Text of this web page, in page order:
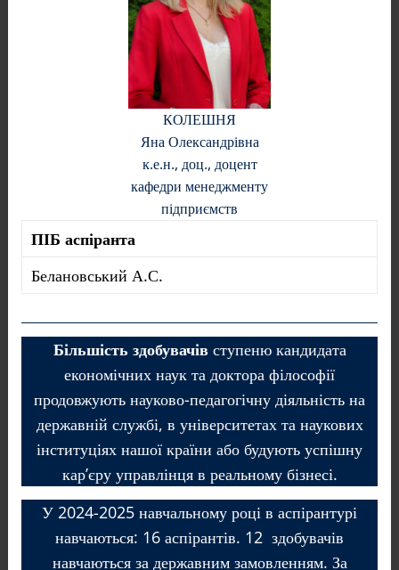
КОЛЕШНЯ
Яна Олександрівна
к.е.н., доц., доцент
кафедри менеджменту
підприємств
ПІБ аспіранта
Белановський А.С.
Більшість здобувачівступеню кандидата
економічних наук та доктора філософії
продовжують науково-педагогічну діяльність на
державній службі, в університетах та наукових
інституціях нашої країни або будують успішну
кар’єру управлінця в реальному бізнесі.
У 2024-2025 навчальному році в аспірантурі
навчаються: 16 аспірантів. 12 здобувачів
навчаються за державним замовленням. За